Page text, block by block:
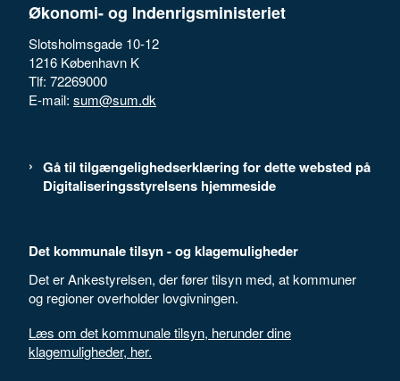
Økonomi- og Indenrigsministeriet
Slotsholmsgade 10-12
1216 København K
Tlf: 72269000
E-mail: sum@sum.dk
Gå til tilgængelighedserklæring for dette websted på
Digitaliseringsstyrelsens hjemmeside
Det kommunale tilsyn - og klagemuligheder
Det er Ankestyrelsen, der fører tilsyn med, at kommuner
og regioner overholder lovgivningen.
Læs om det kommunale tilsyn, herunder dine
klagemuligheder, her.